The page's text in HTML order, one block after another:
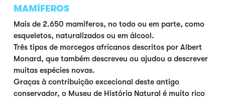
MAMÍFEROS
Mais de 2.650 mamíferos, no todo ou em parte, como
esqueletos, naturalizados ou em álcool.
Três tipos de morcegos africanos descritos por Albert
Monard, que também descreveu ou ajudou a descrever
muitas espécies novas.
Graças à contribuição excecional deste antigo
conservador, o Museu de História Natural é muito rico